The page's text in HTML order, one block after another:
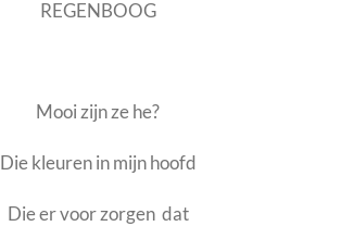
REGENBOOG
Mooi zijn ze he?
Die kleuren in mijn hoofd
Die er voor zorgen dat